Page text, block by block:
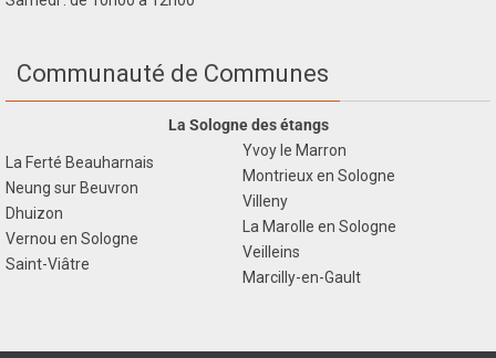
Communauté de Communes
La Sologne des étangs
La Ferté Beauharnais
Neung sur Beuvron
Dhuizon
Vernou en Sologne
Saint-Viâtre
Yvoy le Marron
Montrieux en Sologne
Villeny
La Marolle en Sologne
Veilleins
Marcilly-en-Gault